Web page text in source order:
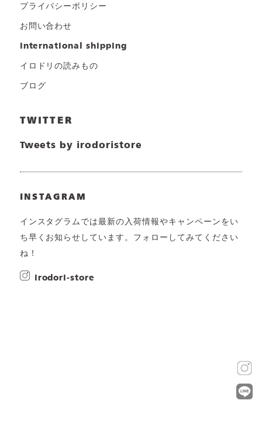
プライバシーポリシー
お問い合わせ
international shipping
イロドリの読みもの
ブログ
TWITTER
Tweets by irodoristore
INSTAGRAM
インスタグラムでは最新の入荷情報やキャンペーンをい
ち早くお知らせしています。フォローしてみてください
ね！
irodori-store